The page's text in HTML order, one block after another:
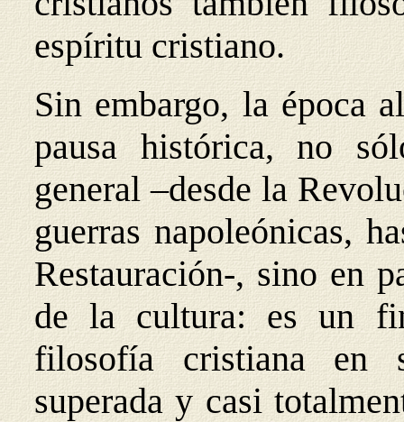
espíritu cristiano.
Sin embargo, la época
pausa histórica, no
general –desde la
guerras napoleónicas,
Restauración-, sino en
de la cultura: es un
filosofía cristiana en
superada y casi